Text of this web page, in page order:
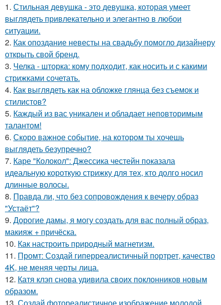
1. Стильная девушка - это девушка, которая умеет
выглядеть привлекательно и элегантно в любои
ситуации.
2. Как опоздание невесты на свадьбу помогло дизайнеру
открыть свой бренд.
3. Челка - шторка: кому подходит, как носить и с какими
стрижками сочетать.
4. Как выглядеть как на обложке глянца без съемок и
стилистов?
5. Каждый из вас уникален и обладает неповторимым
талантом!
6. Скоро важное событие, на котором ты хочешь
выглядеть безупречно?
7. Каре "Колокол": Джессика честейн показала
идеальную короткую стрижку для тех, кто долго носил
длинные волосы.
8. Правда ли, что без сопровождения к вечеру образ
"Устаёт"?
9. Дорогие дамы, я могу создать для вас полный образ,
макияж + причёска.
10. Как настроить природный магнетизм.
11. Промт: Создай гиперреалистичный портрет, качество
4K, не меняя черты лица.
12. Катя клэп снова удивила своих поклонников новым
образом.
13. Создай фотореалистичное изображение молодой